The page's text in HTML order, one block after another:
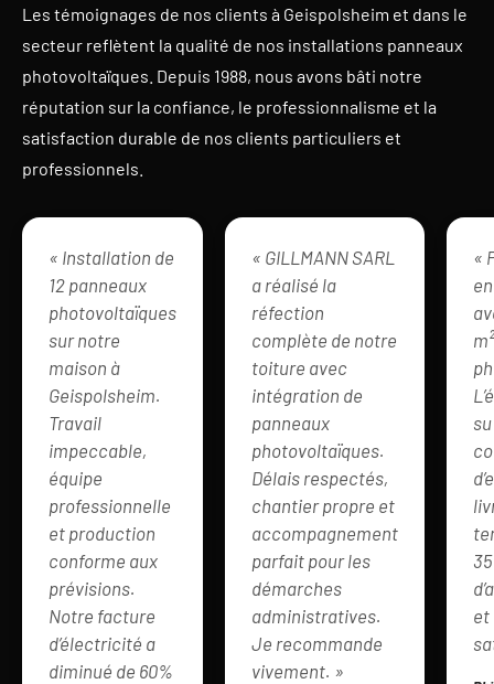
Les témoignages de nos clients à Geispolsheim et dans le
secteur reflètent la qualité de nos installations panneaux
photovoltaïques. Depuis 1988, nous avons bâti notre
réputation sur la confiance, le professionnalisme et la
satisfaction durable de nos clients particuliers et
professionnels.
« Installation de
12 panneaux
photovoltaïques
sur notre
maison à
Geispolsheim.
Travail
impeccable,
équipe
professionnelle
et production
conforme aux
prévisions.
Notre facture
d’électricité a
diminué de 60%
« GILLMANN SARL
a réalisé la
réfection
complète de notre
toiture avec
intégration de
panneaux
photovoltaïques.
Délais respectés,
chantier propre et
accompagnement
parfait pour les
démarches
administratives.
Je recommande
vivement. »
«
et